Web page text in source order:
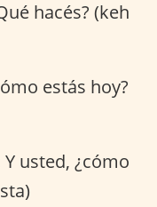
hacés? (keh
estás hoy?
Y usted, ¿cómo